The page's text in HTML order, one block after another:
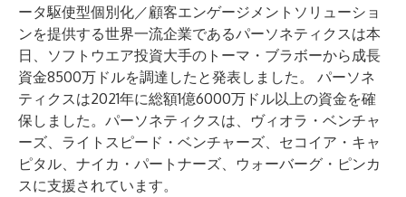
ータ駆使型個別化／顧客エンゲージメントソリューショ
ンを提供する世界一流企業であるパーソネティクスは本
日、ソフトウエア投資大手のトーマ・ブラボーから成長
資金8500万ドルを調達したと発表しました。 パーソネ
ティクスは2021年に総額1億6000万ドル以上の資金を確
保しました。パーソネティクスは、ヴィオラ・ベンチャ
ーズ、ライトスピード・ベンチャーズ、セコイア・キャ
ピタル、ナイカ・パートナーズ、ウォーバーグ・ピンカ
スに支援されています。